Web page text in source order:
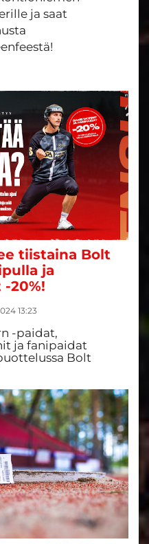
ja saat
tiistaina Bolt
ja
20%!
13:23
-paidat,
ja fanipaidat
Bolt